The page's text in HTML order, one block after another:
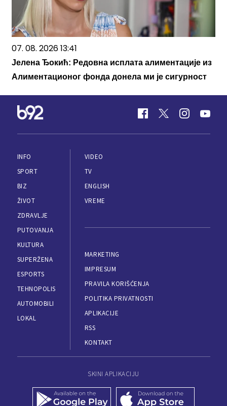
07. 08. 2026 13:41
Јелена Ђокић: Редовна исплата алиментације из
Алиментационог фонда донела ми је сигурност
INFO
SPORT
BIZ
ŽIVOT
ZDRAVLJE
PUTOVANJA
KULTURA
SUPERŽENA
ESPORTS
TEHNOPOLIS
AUTOMOBILI
LOKAL
VIDEO
TV
ENGLISH
VREME
MARKETING
IMPRESUM
PRAVILA KORIŠĆENJA
POLITIKA PRIVATNOSTI
APLIKACIJE
RSS
KONTAKT
SKINI APLIKACIJU